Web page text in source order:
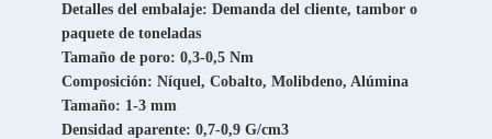
Detalles del embalaje: Demanda del cliente, tambor o
paquete de toneladas
Tamaño de poro: 0,3-0,5 Nm
Composición: Níquel, Cobalto, Molibdeno, Alúmina
Tamaño: 1-3 mm
Densidad aparente: 0,7-0,9 G/cm3